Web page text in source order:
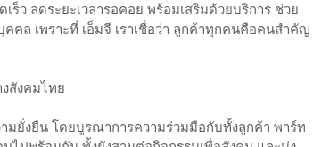
ร็ว ลดระยะเวลารอคอย พร้อมเสริมด้วยบริการ ช่วย
คล เพราะที่ เอ็มจี เราเชื่อว่า ลูกค้าทุกคนคือคนสำคัญ
สังคมไทย
มยั่งยืน โดยบูรณาการความร่วมมือกับทั้งลูกค้า พาร์ท